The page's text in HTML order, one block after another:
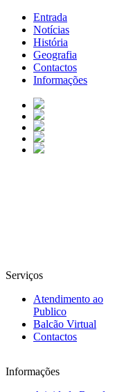
Entrada
Notícias
História
Geografia
Contactos
Informações
Serviços
Atendimento ao
Publico
Balcão Virtual
Contactos
Informações